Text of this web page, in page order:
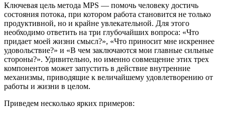
Ключевая цель метода MPS — помочь человеку достичь
состояния потока, при котором работа становится не только
продуктивной, но и крайне увлекательной. Для этого
необходимо ответить на три глубочайших вопроса: «Что
придает моей жизни смысл?», «Что приносит мне искреннее
удовольствие?» и «В чем заключаются мои главные сильные
стороны?». Удивительно, но именно совмещение этих трех
компонентов может запустить в действие внутренние
механизмы, приводящие к величайшему удовлетворению от
работы и жизни в целом.
Приведем несколько ярких примеров: